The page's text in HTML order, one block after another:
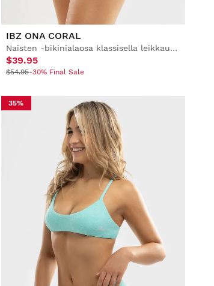
IBZ ONA CORAL
Naisten -bikinialaosa klassisella leikkauksella
$39.95
$54.95-30% Final Sale
35%